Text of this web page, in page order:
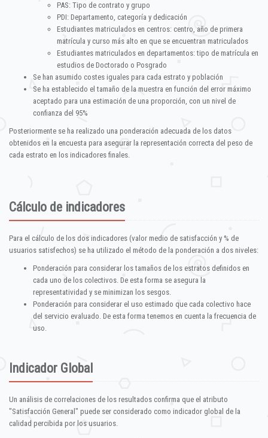
PAS: Tipo de contrato y grupo
PDI: Departamento, categoría y dedicación
Estudiantes matriculados en centros: centro, año de primera
matrícula y curso más alto en que se encuentran matriculados
Estudiantes matriculados en departamentos: tipo de matrícula en
estudios de Doctorado o Posgrado
Se han asumido costes iguales para cada estrato y población
Se ha establecido el tamaño de la muestra en función del error máximo
aceptado para una estimación de una proporción, con un nivel de
confianza del 95%
Posteriormente se ha realizado una ponderación adecuada de los datos
obtenidos en la encuesta para asegurar la representación correcta del peso de
cada estrato en los indicadores finales.
Cálculo de indicadores
Para el cálculo de los dos indicadores (valor medio de satisfacción y % de
usuarios satisfechos) se ha utilizado el método de la ponderación a dos niveles:
Ponderación para considerar los tamaños de los estratos definidos en
cada uno de los colectivos. De esta forma se asegura la
representatividad y se minimizan los sesgos.
Ponderación para considerar el uso estimado que cada colectivo hace
del servicio evaluado. De esta forma tenemos en cuenta la frecuencia de
uso.
Indicador Global
Un análisis de correlaciones de los resultados confirma que el atributo
"Satisfacción General" puede ser considerado como indicador global de la
calidad percibida por los usuarios.